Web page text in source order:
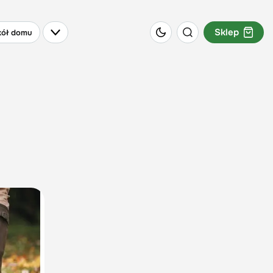
domu Sklep